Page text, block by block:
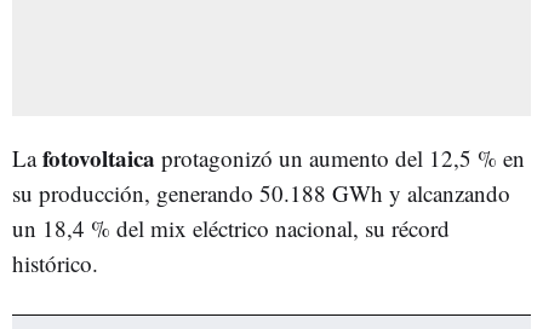
Lafotovoltaica protagonizó un aumento del 12,5 % en
su producción, generando 50.188 GWh y alcanzando
un 18,4 % del mix eléctrico nacional, su récord
histórico.